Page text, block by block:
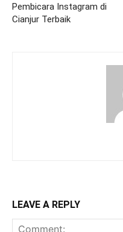
Pembicara Instagram di
Cianjur Terbaik
LEAVE A REPLY